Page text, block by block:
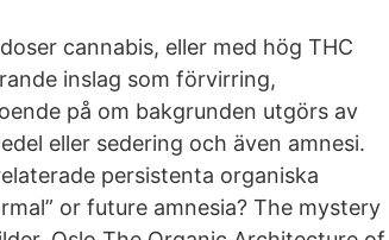
cannabis, eller med hög THC
inslag som förvirring,
på om bakgrunden utgörs av
eller sedering och även amnesi.
persistenta organiska
or future amnesia? The mystery